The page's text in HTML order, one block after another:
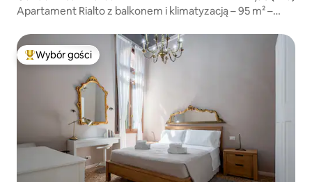
Apartament Rialto z balkonem i klimatyzacją – 95 m² –
Najpopularniejsze z kategorii Wybór gości
Wybór gości